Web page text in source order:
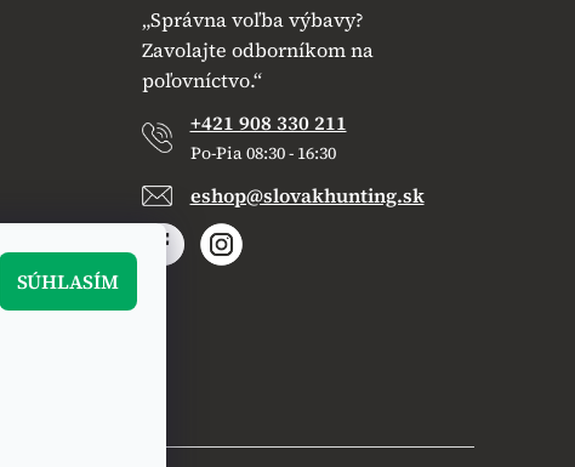
SÚHLASÍM
„Správna voľba výbavy?
Zavolajte odborníkom na
poľovníctvo.“
+421 908 330 211
Po-Pia 08:30 - 16:30
eshop@slovakhunting.sk